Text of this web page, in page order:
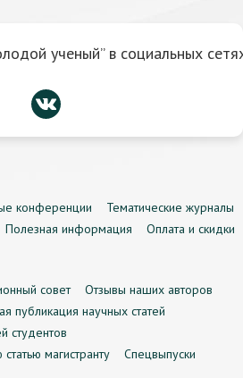
ученый” в социальных
конференции
Тематические журналы
Полезная информация
Оплата и скидки
совет
Отзывы наших авторов
публикация научных статей
студентов
магистранту
Спецвыпуски